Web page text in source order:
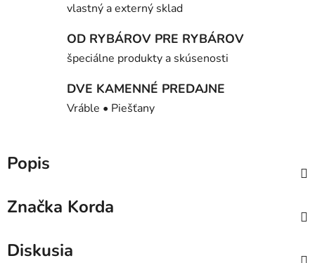
vlastný a externý sklad
OD RYBÁROV PRE RYBÁROV
špeciálne produkty a skúsenosti
DVE KAMENNÉ PREDAJNE
Vráble • Piešťany
Popis
Značka Korda
Diskusia